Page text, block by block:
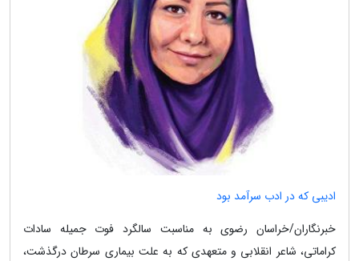
ادیبی که در ادب سرآمد بود
خبرنگاران/خراسان رضوی به مناسبت سالگرد فوت جمیله سادات
کراماتی، شاعر انقلابی و متعهدی که به علت بیماری سرطان درگذشت،